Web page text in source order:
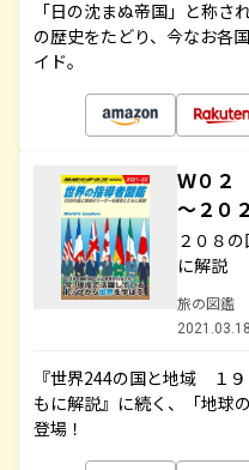
「日の沈まぬ帝国」と称
の歴史をたどり、今なお各
イド。
Ｗ０２
～２０
２０８
に解説
旅の図鑑
『世界244の国と地域 １
もに解説』に続く、「地球
登場！